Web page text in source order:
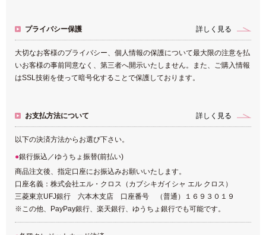
プライバシー保護 詳しく見る
大切なお客様のプライバシー、個人情報の保護について最大限の注意を払
いお客様の事前同意なく、第三者へ開示いたしません。また、ご購入情報
はSSL技術を使って暗号化することで保護しております。
お支払方法について 詳しく見る
以下の決済方法からお選び下さい。
銀行振込／ゆうちょ振替(前払い)
商品注文後、指定口座にお振込みお願いいたします。
口座名義：株式会社エル・クロス（カブシキガイシャ エル クロス）
三菱東京UFJ銀行 六本木支店 口座番号 （普通）１６９３０１９
※この他、PayPay銀行、楽天銀行、ゆうちょ銀行でも可能です。